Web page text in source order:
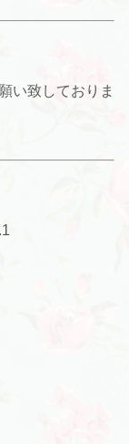
い致しておりま